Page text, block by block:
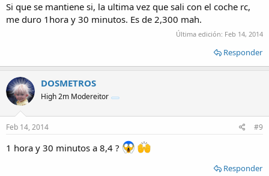
Si que se mantiene si, la ultima vez que sali con el coche rc,
me duro 1hora y 30 minutos. Es de 2,300 mah.
Última edición: Feb 14, 2014
Responder
DOSMETROS
High 2m Modereitor
Feb 14, 2014 #9
1 hora y 30 minutos a 8,4 ?
Responder